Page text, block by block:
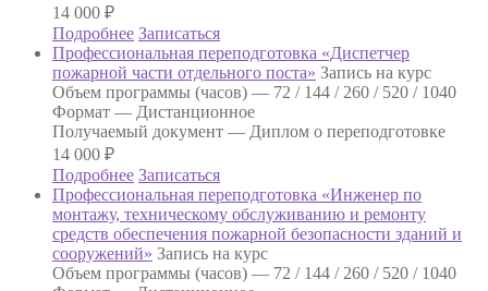
14 000 ₽
Подробнее Записаться
Профессиональная переподготовка «Диспетчер
пожарной части отдельного поста» Запись на курс
Объем программы (часов) — 72 / 144 / 260 / 520 / 1040
Формат — Дистанционное
Получаемый документ — Диплом о переподготовке
14 000 ₽
Подробнее Записаться
Профессиональная переподготовка «Инженер по
монтажу, техническому обслуживанию и ремонту
средств обеспечения пожарной безопасности зданий и
сооружений» Запись на курс
Объем программы (часов) — 72 / 144 / 260 / 520 / 1040